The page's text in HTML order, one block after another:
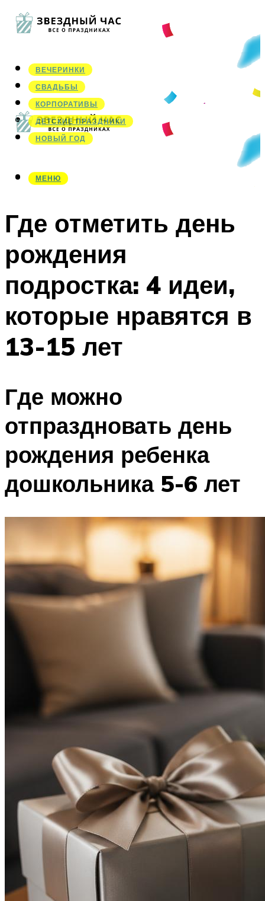
ВЕЧЕРИНКИ
СВАДЬБЫ
КОРПОРАТИВЫ
ДЕТСКИЕ ПРАЗДНИКИ
НОВЫЙ ГОД
МЕНЮ
МЕНЮ
Где отметить день
рождения
подростка: 4 идеи,
которые нравятся в
13-15 лет
Где можно
отпраздновать день
рождения ребенка
дошкольника 5-6 лет